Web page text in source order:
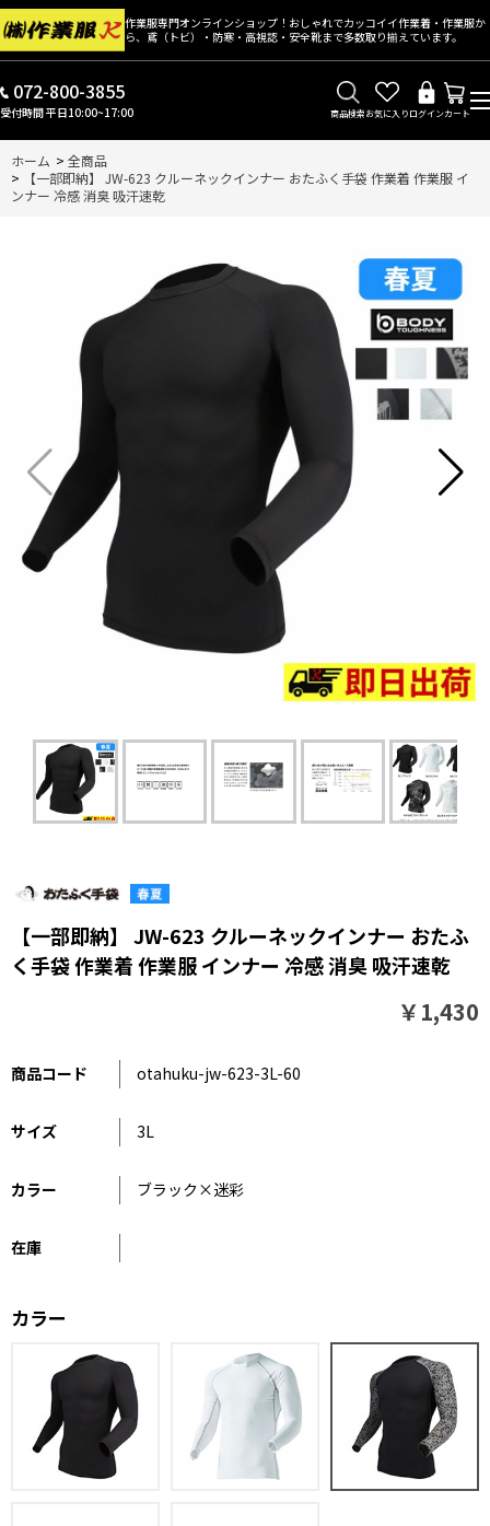
作業服専門オンラインショップ！おしゃれでカッコイイ作業着・作業服か
ら、鳶（トビ）・防寒・高視認・安全靴まで多数取り揃えています。
072-800-3855
受付時間 平日10:00~17:00 商品検索お気に入りログインカート
ホーム > 全商品
>
【一部即納】 JW-623 クルーネックインナー おたふく手袋 作業着 作業服 イ
ンナー 冷感 消臭 吸汗速乾
【一部即納】 JW-623 クルーネックインナー おたふ
く手袋 作業着 作業服 インナー 冷感 消臭 吸汗速乾
￥1,430
商品コード otahuku-jw-623-3L-60
サイズ 3L
カラー ブラック×迷彩
在庫
カラー